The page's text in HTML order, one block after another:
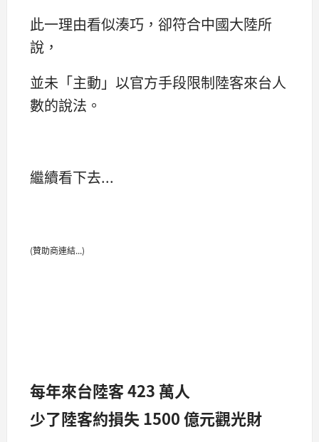
此一理由看似湊巧，卻符合中國大陸所
說，
並未「主動」以官方手段限制陸客來台人
數的說法。
繼續看下去...
(贊助商連結...)
每年來台陸客 423 萬人
少了陸客約損失 1500 億元觀光財